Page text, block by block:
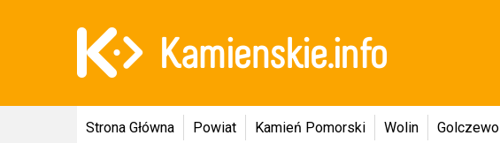
Strona Główna Powiat Kamień Pomorski Wolin Golczewo